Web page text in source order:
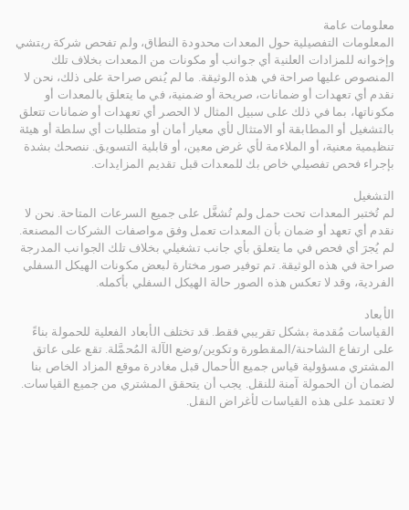
معلومات عامة
المعلومات التفصيلية حول المعدات محدودة النطاق، ولم تفحص شركة ريتشي
وإخوانه للمزادات العلنية أي جوانب أو مكونات من المعدات بخلاف تلك
المنصوص عليها صراحة في هذه الوثيقة. ما لم يُنص صراحة على ذلك، نحن لا
نقدم أي تعهدات أو ضمانات، صريحة أو ضمنية، في ما يتعلق بالمعدات أو
مكوناتها، بما في ذلك على سبيل المثال لا الحصر أي تعهدات أو ضمانات تتعلق
بالتشغيل أو المطابقة أو الامتثال لأي معيار أمان أو متطلبات أي سلطة أو هيئة
تنظيمية معنية، أو الملاءمة لأي غرض معين، أو قابلية التسويق. ننصحك بشدة
بإجراء فحص تفصيلي خاص بك للمعدات قبل تقديم المزايدات.
التشغيل
لم تُختبر المعدات تحت حمل ولم تُشغَّل على جميع السرعات المتاحة. نحن لا
نقدم أي تعهد أو ضمان بأن المعدات تعمل وفق مواصفات الشركات المصنعة.
لم يُجرَ أي فحص في ما يتعلق بأي جانب تشغيلي بخلاف تلك الجوانب المدرجة
صراحة في هذه الوثيقة. تم توفير صور مختارة لبعض مكونات الهيكل السفلي
الفردية، وقد لا تعكس هذه الصور حالة الهيكل السفلي بأكمله.
الأبعاد
القياسات مُقدمة بشكل تقريبي فقط. قد تختلف الأبعاد الفعلية للحمولة بناءً
على ارتفاع الشاحنة/المقطورة وتكوين/وضع الآلة المُحمَّلة. تقع على عاتق
المشتري مسؤولية قياس جميع الأحمال قبل مغادرة موقع المزاد الخاص بنا
لضمان أن الحمولة آمنة للنقل. يجب أن يتحقق المشتري من جميع القياسات.
لا تعتمد على هذه القياسات لأغراض النقل.